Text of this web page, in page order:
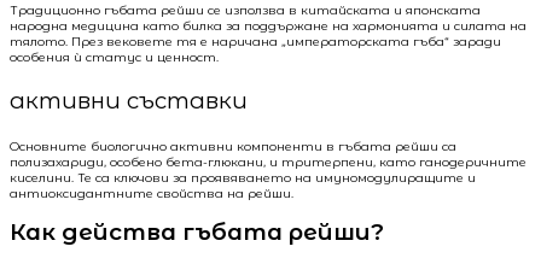
Традиционно гъбата рейши се използва в китайската и японската
народна медицина като билка за поддържане на хармонията и силата на
тялото. През вековете тя е наричана „императорската гъба“ заради
особения ѝ статус и ценност.
активни съставки
Основните биологично активни компоненти в гъбата рейши са
полизахариди, особено бета-глюкани, и тритерпени, като ганодеричните
киселини. Те са ключови за проявяването на имуномодулиращите и
антиоксидантните свойства на рейши.
Как действа гъбата рейши?